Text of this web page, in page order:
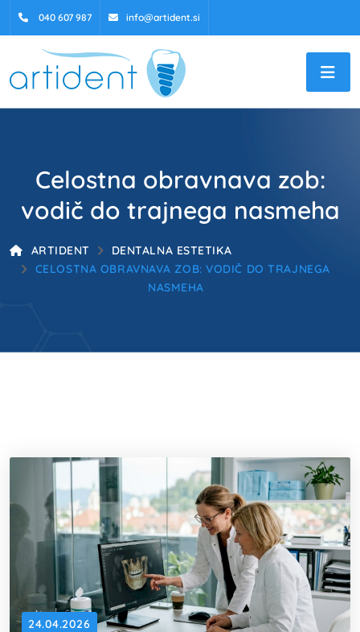
040 607 987 info@artident.si
Celostna obravnava zob:
vodič do trajnega nasmeha
ARTIDENT
DENTALNA ESTETIKA
CELOSTNA OBRAVNAVA ZOB: VODIČ DO TRAJNEGA
NASMEHA
24.04.2026